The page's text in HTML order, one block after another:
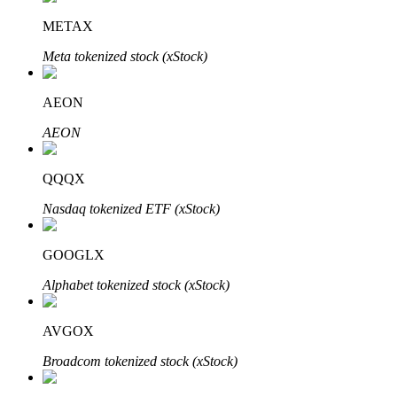
Блокировки BTR
Сервис заимствований, обеспеченных криптовалютой
METAX
Meta tokenized stock (xStock)
AEON
AEON
QQQX
Nasdaq tokenized ETF (xStock)
GOOGLX
Alphabet tokenized stock (xStock)
AVGOX
Broadcom tokenized stock (xStock)